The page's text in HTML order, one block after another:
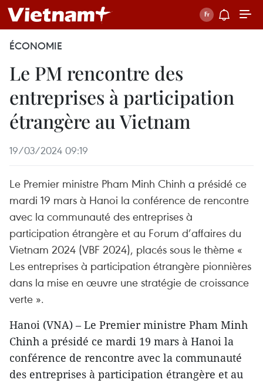
ÉCONOMIE
Le PM rencontre des
entreprises à participation
étrangère au Vietnam
19/03/2024 09:19
Le Premier ministre Pham Minh Chinh a présidé ce
mardi 19 mars à Hanoi la conférence de rencontre
avec la communauté des entreprises à
participation étrangère et au Forum d’affaires du
Vietnam 2024 (VBF 2024), placés sous le thème «
Les entreprises à participation étrangère pionnières
dans la mise en œuvre une stratégie de croissance
verte ».
Hanoi (VNA) – Le Premier ministre Pham Minh
Chinh a présidé ce mardi 19 mars à Hanoi la
conférence de rencontre avec la communauté
des entreprises à participation étrangère et au